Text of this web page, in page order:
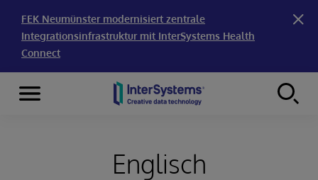
FEK Neumünster modernisiert zentrale
Integrationsinfrastruktur mit InterSystems Health
Connect
Skip to content
Menu
Englisch